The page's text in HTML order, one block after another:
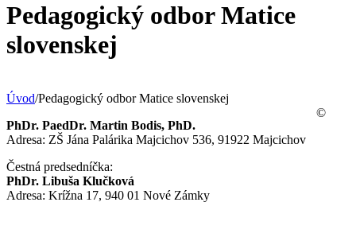
Pedagogický odbor Matice
slovenskej
Úvod/Pedagogický odbor Matice slovenskej
PhDr. PaedDr. Martin Bodis, PhD.
Adresa: ZŠ Jána Palárika Majcichov 536, 91922 Majcichov
Čestná predsedníčka:
PhDr. Libuša Klučková
Adresa: Krížna 17, 940 01 Nové Zámky
©